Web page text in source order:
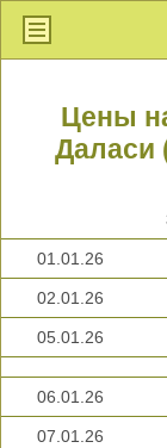
Цены
Даласи
01.01.26
02.01.26
05.01.26
06.01.26
07.01.26